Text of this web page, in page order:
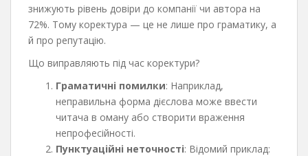
знижують рівень довіри до компанії чи автора на
72%. Тому коректура — це не лише про граматику, а
й про репутацію.
Що виправляють під час коректури?
Граматичні помилки: Наприклад,
неправильна форма дієслова може ввести
читача в оману або створити враження
непрофесійності.
Пунктуаційні неточності: Відомий приклад: